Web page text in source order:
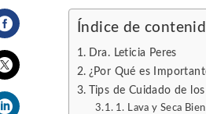
Facebook
Twitter
Índice de
Dra. Leticia Peres
¿Por Qué es
Tips de Cuidado de
1. Lava y Seca